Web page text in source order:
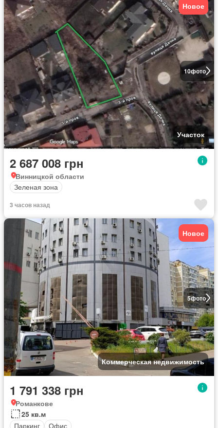
10фото
Новое
Участок
2 687 008 грн
Винницкой области
Зеленая зона
3 часов назад
5фото
Новое
Коммерческая недвижимость
1 791 338 грн
Романкове
25 кв.м
Паркинг
Офис